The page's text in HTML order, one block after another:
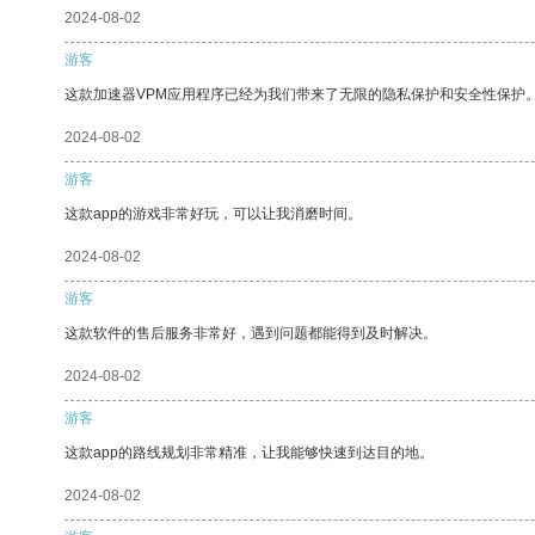
2024-08-02
游客
这款加速器VPM应用程序已经为我们带来了无限的隐私保护和安全性保护
2024-08-02
游客
这款app的游戏非常好玩，可以让我消磨时间。
2024-08-02
游客
这款软件的售后服务非常好，遇到问题都能得到及时解决。
2024-08-02
游客
这款app的路线规划非常精准，让我能够快速到达目的地。
2024-08-02